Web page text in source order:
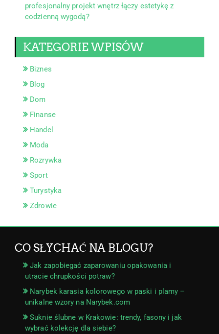
profesjonalny projekt wnętrz łączy estetykę z
codzienną wygodą?
KATEGORIE WPISÓW
Biznes
Blog
Dom
Finanse
Handel
Moda
Rozrywka
Sport
Turystyka
Zdrowie
CO SŁYCHAĆ NA BLOGU?
Jak zapobiegać zaparowaniu opakowania i
utracie chrupkości potraw?
Narybek karasia kolorowego w paski i plamy –
unikalne wzory na Narybek.com
Suknie ślubne w Krakowie: trendy, fasony i jak
wybrać kolekcję dla siebie?